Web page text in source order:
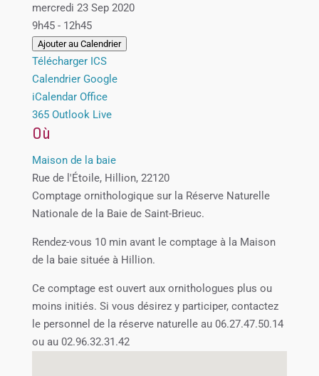
mercredi 23 Sep 2020
9h45 - 12h45
Ajouter au Calendrier
Télécharger ICS
Calendrier Google
iCalendar Office
365 Outlook Live
Où
Maison de la baie
Rue de l'Étoile, Hillion, 22120
Comptage ornithologique sur la Réserve Naturelle
Nationale de la Baie de Saint-Brieuc.
Rendez-vous 10 min avant le comptage à la Maison
de la baie située à Hillion.
Ce comptage est ouvert aux ornithologues plus ou
moins initiés. Si vous désirez y participer, contactez
le personnel de la réserve naturelle au 06.27.47.50.14
ou au 02.96.32.31.42